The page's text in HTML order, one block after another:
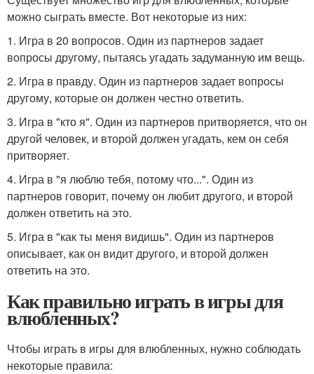
можно сыграть вместе. Вот некоторые из них:
1. Игра в 20 вопросов. Один из партнеров задает
вопросы другому, пытаясь угадать задуманную им вещь.
2. Игра в правду. Один из партнеров задает вопросы
другому, которые он должен честно ответить.
3. Игра в "кто я". Один из партнеров притворяется, что он
другой человек, и второй должен угадать, кем он себя
притворяет.
4. Игра в "я люблю тебя, потому что...". Один из
партнеров говорит, почему он любит другого, и второй
должен ответить на это.
5. Игра в "как ты меня видишь". Один из партнеров
описывает, как он видит другого, и второй должен
ответить на это.
Как правильно играть в игры для
влюбленных?
Чтобы играть в игры для влюбленных, нужно соблюдать
некоторые правила: